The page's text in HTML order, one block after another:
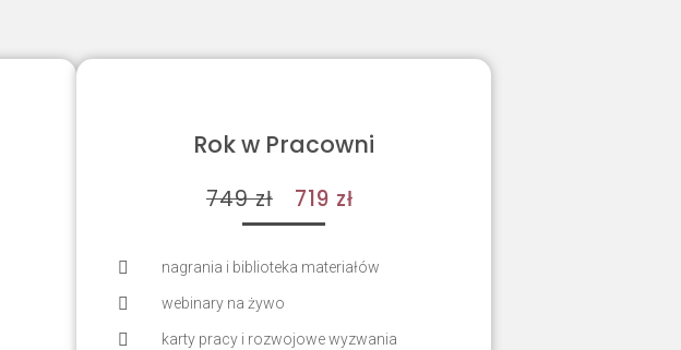
Rok w Pracowni
749 zł 719 zł
nagrania i biblioteka materiałów
webinary na żywo
karty pracy i rozwojowe wyzwania